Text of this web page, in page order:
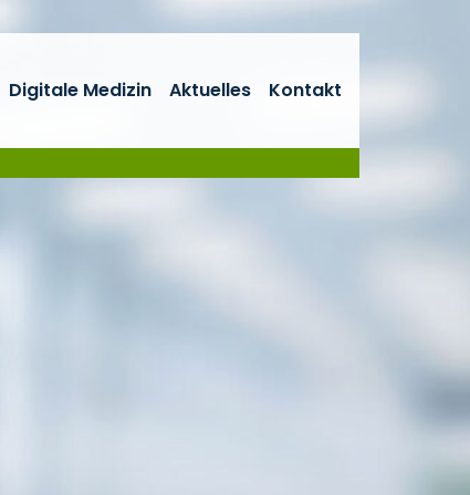
Digitale Medizin Aktuelles Kontakt